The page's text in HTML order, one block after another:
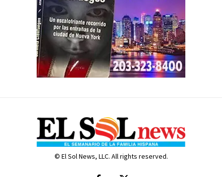
© El Sol News, LLC. All rights reserved.